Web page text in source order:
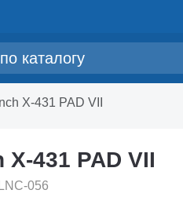
X-431 PAD VII
X-431 PAD VII
056